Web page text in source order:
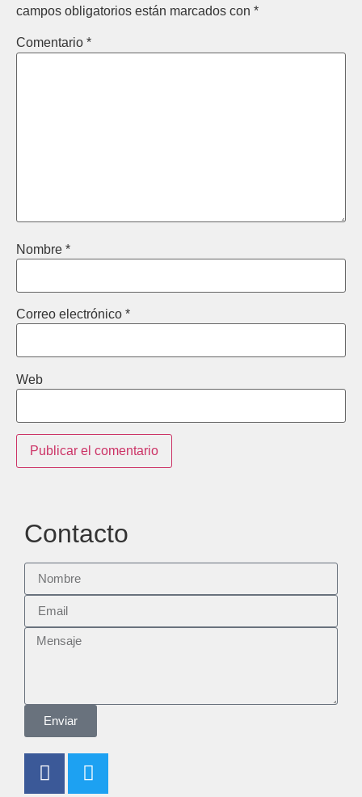
campos obligatorios están marcados con *
Comentario *
Nombre *
Correo electrónico *
Web
Contacto
Enviar